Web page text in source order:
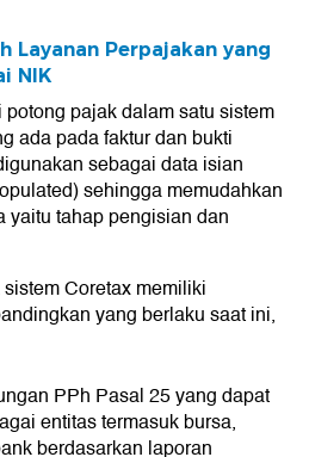
Layanan Perpajakan yang
NIK
pajak dalam satu sistem
ada pada faktur dan bukti
sebagai data isian
sehingga memudahkan
yaitu tahap pengisian dan
Coretax memiliki
yang berlaku saat ini,
PPh Pasal 25 yang dapat
entitas termasuk bursa,
berdasarkan laporan